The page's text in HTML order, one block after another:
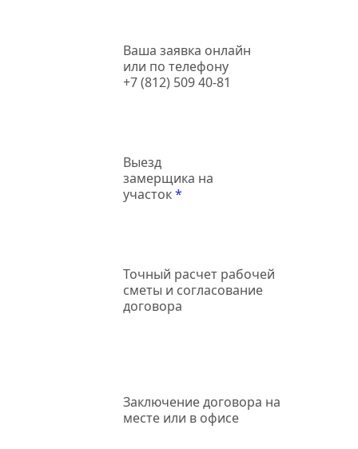
Ваша заявка онлайн
или по телефону
+7 (812) 509 40-81
Выезд
замерщика на
участок*
Точный расчет рабочей
сметы и согласование
договора
Заключениедоговора на
месте или в офисе